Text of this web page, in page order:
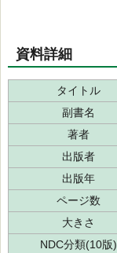
資料詳細
タイトル
副書名
著者
出版者
出版年
ページ数
大きさ
NDC分類(10版)